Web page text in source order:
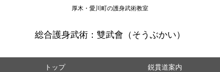
厚木・愛川町の護身武術教室
総合護身武術：雙武會（そうぶかい）
トップ 鋭貫道案内